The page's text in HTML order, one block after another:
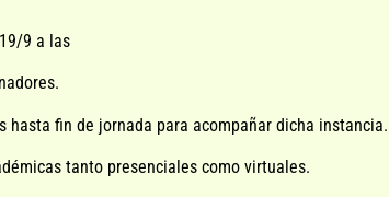
9 a las
hasta fin de jornada para acompañar dicha instancia.
tanto presenciales como virtuales.